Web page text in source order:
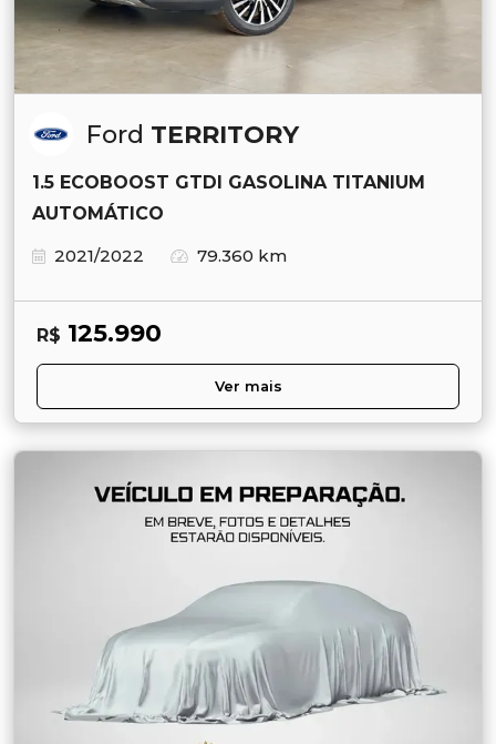
Ford TERRITORY
1.5 ECOBOOST GTDI GASOLINA TITANIUM
AUTOMÁTICO
2021/2022
79.360 km
R$ 125.990
Ver mais